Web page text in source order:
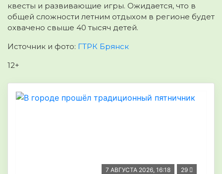
квесты и развивающие игры. Ожидается, что в
общей сложности летним отдыхом в регионе будет
охвачено свыше 40 тысяч детей.
Источник и фото: ГТРК Брянск
12+
7 АВГУСТА 2026, 16:18 29